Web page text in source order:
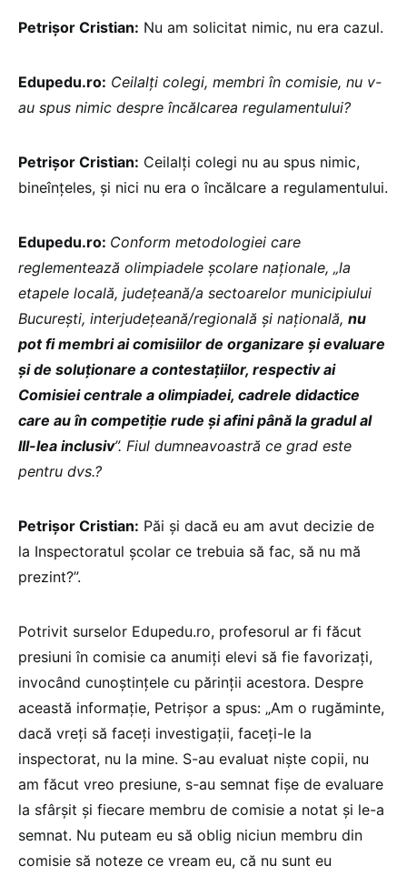
Petrișor Cristian: Nu am solicitat nimic, nu era cazul.
Edupedu.ro: Ceilalți colegi, membri în comisie, nu v-
au spus nimic despre încălcarea regulamentului?
Petrișor Cristian: Ceilalți colegi nu au spus nimic,
bineînțeles, și nici nu era o încălcare a regulamentului.
Edupedu.ro: Conform metodologiei care
reglementează olimpiadele școlare naționale, „la
etapele locală, județeană/a sectoarelor municipiului
București, interjudețeană/regională și națională, nu
pot fi membri ai comisiilor de organizare și evaluare
și de soluționare a contestațiilor, respectiv ai
Comisiei centrale a olimpiadei, cadrele didactice
care au în competiție rude și afini până la gradul al
III-lea inclusiv”. Fiul dumneavoastră ce grad este
pentru dvs.?
Petrișor Cristian: Păi și dacă eu am avut decizie de
la Inspectoratul școlar ce trebuia să fac, să nu mă
prezint?”.
Potrivit surselor Edupedu.ro, profesorul ar fi făcut
presiuni în comisie ca anumiți elevi să fie favorizați,
invocând cunoștințele cu părinții acestora. Despre
această informație, Petrișor a spus: „Am o rugăminte,
dacă vreți să faceți investigații, faceți-le la
inspectorat, nu la mine. S-au evaluat niște copii, nu
am făcut vreo presiune, s-au semnat fișe de evaluare
la sfârșit și fiecare membru de comisie a notat și le-a
semnat. Nu puteam eu să oblig niciun membru din
comisie să noteze ce vream eu, că nu sunt eu